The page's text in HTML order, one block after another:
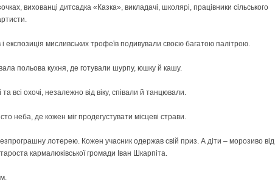
вихованці дитсадка «Казка», викладачі, школярі, працівники сільського
експозиція мисливських трофеїв подивували своєю багатою палітрою.
польова кухня, де готували шурпу, юшку й кашу.
всі охочі, незалежно від віку, співали й танцювали.
неба, де кожен міг продегустувати місцеві страви.
лотерею. Кожен учасник одержав свій приз. А діти – морозиво від
кармалюківської громади Іван Шкарпіта.